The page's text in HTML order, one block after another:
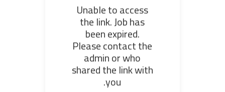
Unable to access
the link. Job has
been expired.
Please contact the
admin or who
shared the link with
you.